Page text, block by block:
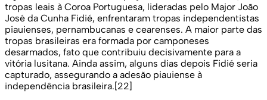
tropas leais à Coroa Portuguesa, lideradas pelo Major João
José da Cunha Fidié, enfrentaram tropas independentistas
piauienses, pernambucanas e cearenses. A maior parte das
tropas brasileiras era formada por camponeses
desarmados, fato que contribuiu decisivamente para a
vitória lusitana. Ainda assim, alguns dias depois Fidié seria
capturado, assegurando a adesão piauiense à
independência brasileira.[22]